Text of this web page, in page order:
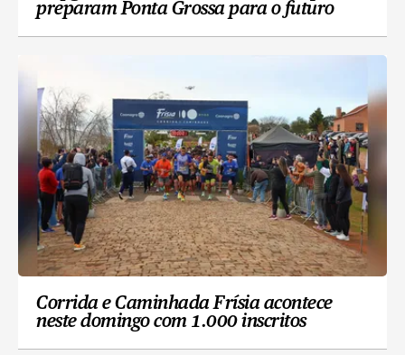
preparam Ponta Grossa para o futuro
Corrida e Caminhada Frísia acontece
neste domingo com 1.000 inscritos